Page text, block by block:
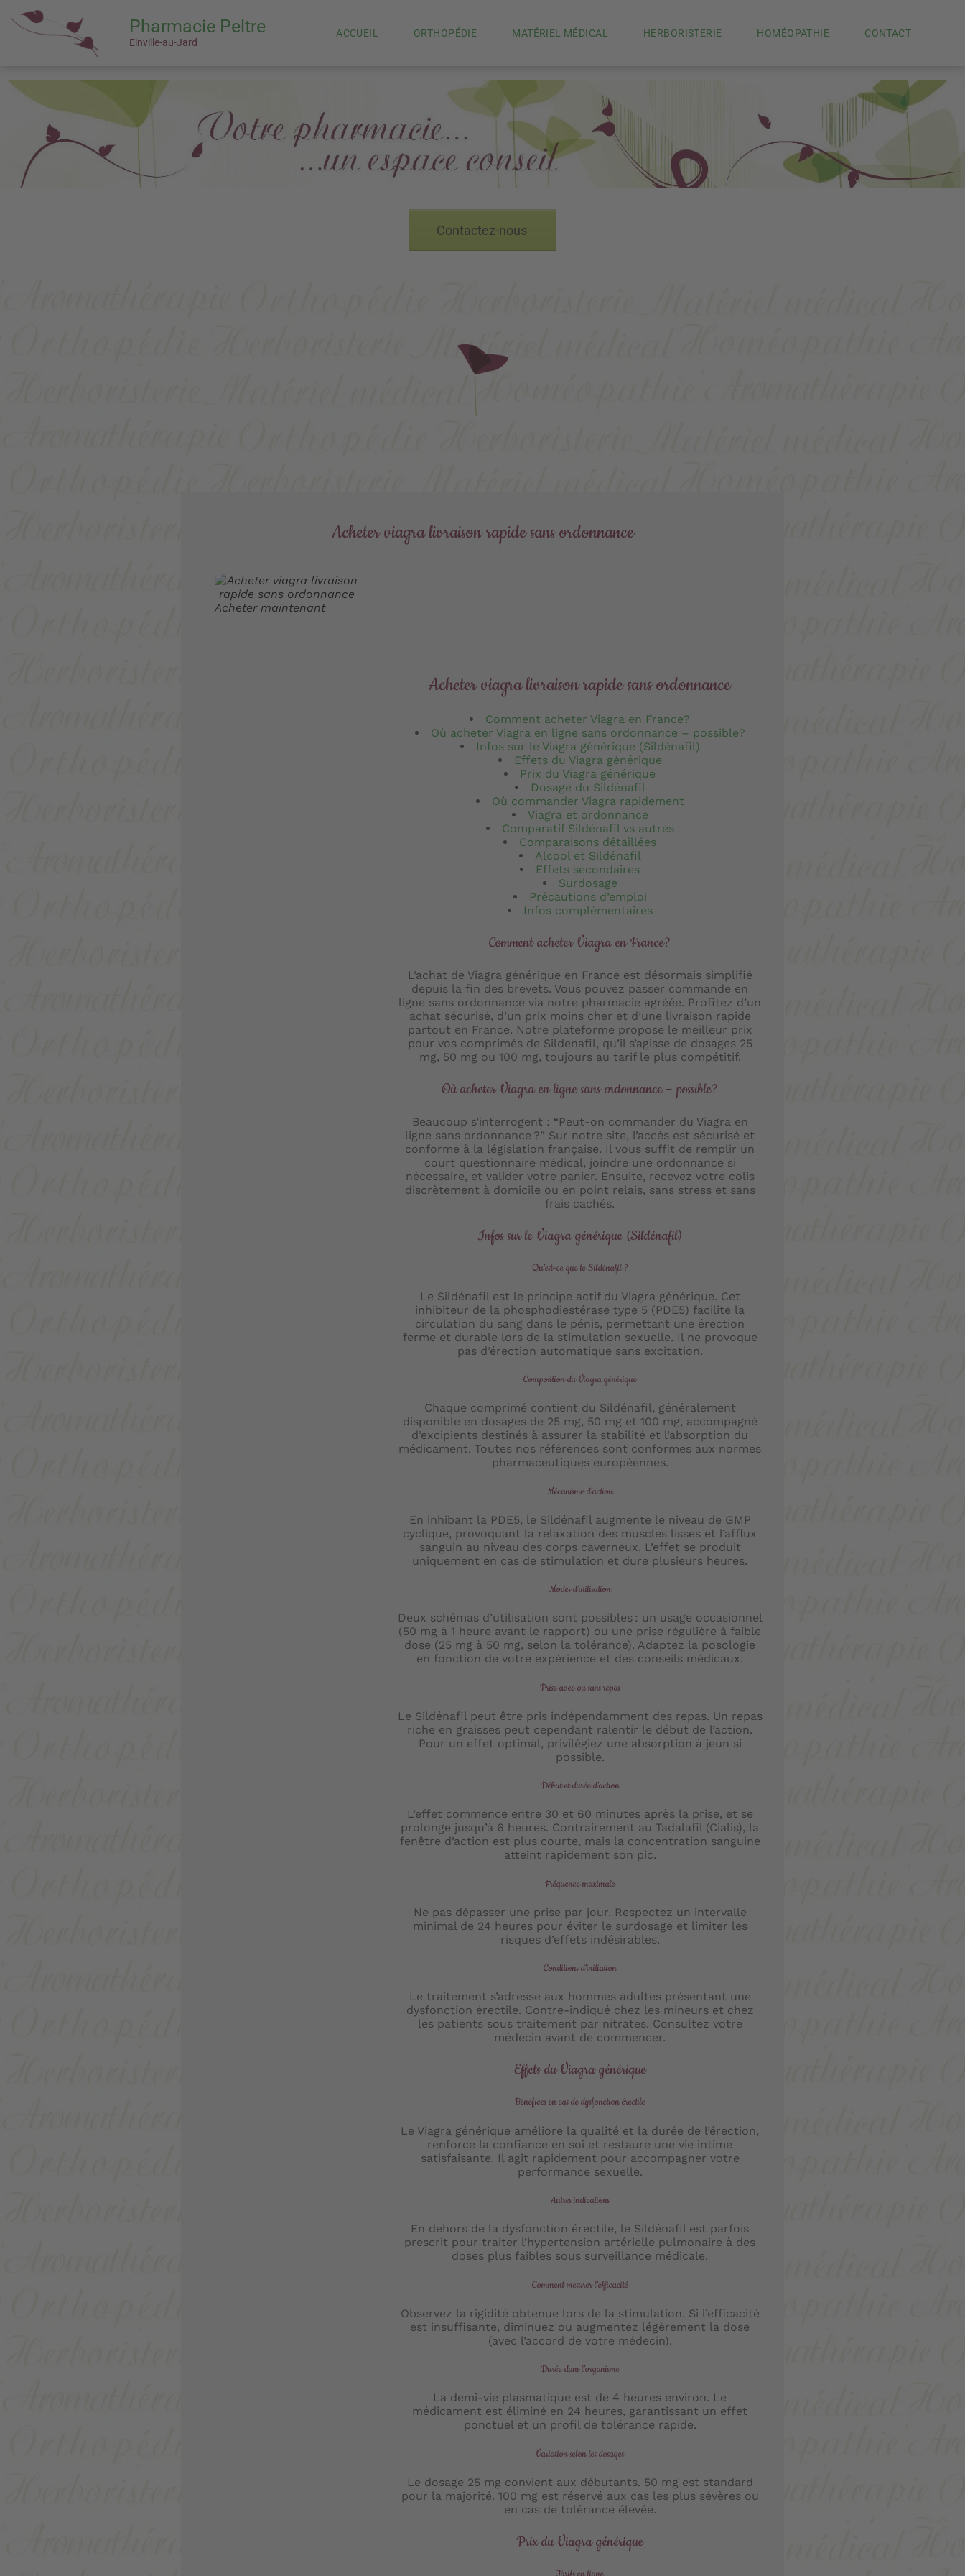
Pharmacie Peltre
Einville-au-Jard
ACCUEIL ORTHOPÉDIE MATÉRIEL MÉDICAL HERBORISTERIE HOMÉOPATHIE CONTACT
Contactez-nous
Acheter viagra livraison rapide sans ordonnance
Acheter maintenant
Acheter viagra livraison rapide sans ordonnance
Comment acheter Viagra en France?
Où acheter Viagra en ligne sans ordonnance – possible?
Infos sur le Viagra générique (Sildénafil)
Effets du Viagra générique
Prix du Viagra générique
Dosage du Sildénafil
Où commander Viagra rapidement
Viagra et ordonnance
Comparatif Sildénafil vs autres
Comparaisons détaillées
Alcool et Sildénafil
Effets secondaires
Surdosage
Précautions d’emploi
Infos complémentaires
Comment acheter Viagra en France?
L’achat de Viagra générique en France est désormais simplifié
depuis la fin des brevets. Vous pouvez passer commande en
ligne sans ordonnance via notre pharmacie agréée. Profitez d’un
achat sécurisé, d’un prix moins cher et d’une livraison rapide
partout en France. Notre plateforme propose le meilleur prix
pour vos comprimés de Sildenafil, qu’il s’agisse de dosages 25
mg, 50 mg ou 100 mg, toujours au tarif le plus compétitif.
Où acheter Viagra en ligne sans ordonnance – possible?
Beaucoup s’interrogent : “Peut-on commander du Viagra en
ligne sans ordonnance ?” Sur notre site, l’accès est sécurisé et
conforme à la législation française. Il vous suffit de remplir un
court questionnaire médical, joindre une ordonnance si
nécessaire, et valider votre panier. Ensuite, recevez votre colis
discrètement à domicile ou en point relais, sans stress et sans
frais cachés.
Infos sur le Viagra générique (Sildénafil)
Qu’est-ce que le Sildénafil ?
Le Sildénafil est le principe actif du Viagra générique. Cet
inhibiteur de la phosphodiestérase type 5 (PDE5) facilite la
circulation du sang dans le pénis, permettant une érection
ferme et durable lors de la stimulation sexuelle. Il ne provoque
pas d’érection automatique sans excitation.
Composition du Viagra générique
Chaque comprimé contient du Sildénafil, généralement
disponible en dosages de 25 mg, 50 mg et 100 mg, accompagné
d’excipients destinés à assurer la stabilité et l’absorption du
médicament. Toutes nos références sont conformes aux normes
pharmaceutiques européennes.
Mécanisme d’action
En inhibant la PDE5, le Sildénafil augmente le niveau de GMP
cyclique, provoquant la relaxation des muscles lisses et l’afflux
sanguin au niveau des corps caverneux. L’effet se produit
uniquement en cas de stimulation et dure plusieurs heures.
Modes d’utilisation
Deux schémas d’utilisation sont possibles : un usage occasionnel
(50 mg à 1 heure avant le rapport) ou une prise régulière à faible
dose (25 mg à 50 mg, selon la tolérance). Adaptez la posologie
en fonction de votre expérience et des conseils médicaux.
Prise avec ou sans repas
Le Sildénafil peut être pris indépendamment des repas. Un repas
riche en graisses peut cependant ralentir le début de l’action.
Pour un effet optimal, privilégiez une absorption à jeun si
possible.
Début et durée d’action
L’effet commence entre 30 et 60 minutes après la prise, et se
prolonge jusqu’à 6 heures. Contrairement au Tadalafil (Cialis), la
fenêtre d’action est plus courte, mais la concentration sanguine
atteint rapidement son pic.
Fréquence maximale
Ne pas dépasser une prise par jour. Respectez un intervalle
minimal de 24 heures pour éviter le surdosage et limiter les
risques d’effets indésirables.
Conditions d’initiation
Le traitement s’adresse aux hommes adultes présentant une
dysfonction érectile. Contre-indiqué chez les mineurs et chez
les patients sous traitement par nitrates. Consultez votre
médecin avant de commencer.
Effets du Viagra générique
Bénéfices en cas de dysfonction érectile
Le Viagra générique améliore la qualité et la durée de l’érection,
renforce la confiance en soi et restaure une vie intime
satisfaisante. Il agit rapidement pour accompagner votre
performance sexuelle.
Autres indications
En dehors de la dysfonction érectile, le Sildénafil est parfois
prescrit pour traiter l’hypertension artérielle pulmonaire à des
doses plus faibles sous surveillance médicale.
Comment mesurer l’efficacité
Observez la rigidité obtenue lors de la stimulation. Si l’efficacité
est insuffisante, diminuez ou augmentez légèrement la dose
(avec l’accord de votre médecin).
Durée dans l’organisme
La demi-vie plasmatique est de 4 heures environ. Le
médicament est éliminé en 24 heures, garantissant un effet
ponctuel et un profil de tolérance rapide.
Variation selon les dosages
Le dosage 25 mg convient aux débutants. 50 mg est standard
pour la majorité. 100 mg est réservé aux cas les plus sévères ou
en cas de tolérance élevée.
Prix du Viagra générique